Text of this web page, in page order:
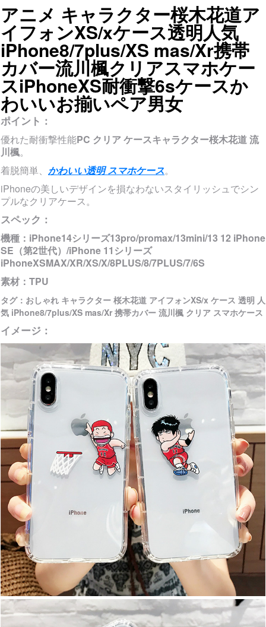
アニメ キャラクター桜木花道ア
イフォンXS/xケース透明人気
iPhone8/7plus/XS mas/Xr携帯
カバー流川楓クリアスマホケー
スiPhoneXS耐衝撃6sケースか
わいいお揃いペア男女
ポイント：
優れた耐衝撃性能PC クリア ケースキャラクター桜木花道 流
川楓。
着脱簡単、 かわいい透明 スマホケース。
iPhoneの美しいデザインを損なわないスタイリッシュでシン
プルなクリアケース。
スペック：
機種：iPhone14シリーズ13pro/promax/13mini/13 12 iPhone
SE（第2世代）/iPhone 11シリーズ
iPhoneXSMAX/XR/XS/X/8PLUS/8/7PLUS/7/6S
素材：TPU
タグ：おしゃれ キャラクター 桜木花道 アイフォンXS/x ケース 透明 人
気 iPhone8/7plus/XS mas/Xr 携帯カバー 流川楓 クリア スマホケース
イメージ：